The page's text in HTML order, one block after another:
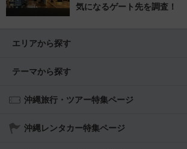
気になるゲート先を調査！
エリアから探す
テーマから探す
沖縄旅行・ツアー特集ページ
沖縄レンタカー特集ページ